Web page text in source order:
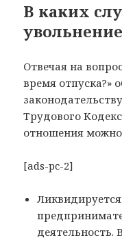
В каких
Отвечая на
время отпуска?»
Трудового
отношения
[ads-pc-2]
деятельность.